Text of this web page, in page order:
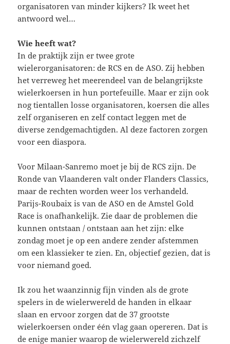
organisatoren van minder kijkers? Ik weet het
antwoord wel…
Wie heeft wat?
In de praktijk zijn er twee grote
wielerorganisatoren: de RCS en de ASO. Zij hebben
het verreweg het meerendeel van de belangrijkste
wielerkoersen in hun portefeuille. Maar er zijn ook
nog tientallen losse organisatoren, koersen die alles
zelf organiseren en zelf contact leggen met de
diverse zendgemachtigden. Al deze factoren zorgen
voor een diaspora.
Voor Milaan-Sanremo moet je bij de RCS zijn. De
Ronde van Vlaanderen valt onder Flanders Classics,
maar de rechten worden weer los verhandeld.
Parijs-Roubaix is van de ASO en de Amstel Gold
Race is onafhankelijk. Zie daar de problemen die
kunnen ontstaan / ontstaan aan het zijn: elke
zondag moet je op een andere zender afstemmen
om een klassieker te zien. En, objectief gezien, dat is
voor niemand goed.
Ik zou het waanzinnig fijn vinden als de grote
spelers in de wielerwereld de handen in elkaar
slaan en ervoor zorgen dat de 37 grootste
wielerkoersen onder één vlag gaan opereren. Dat is
de enige manier waarop de wielerwereld zichzelf